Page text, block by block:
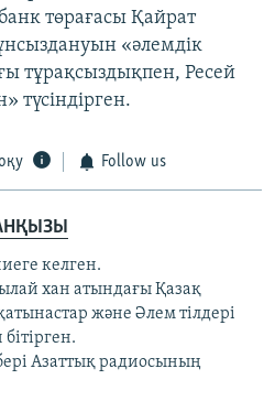
төрағасы Қайрат
«әлемдік
тұрақсыздықпен, Ресей
түсіндірген.
Follow us
келген.
хан атындағы Қазақ
және Әлем тілдері
Азаттық радиосының